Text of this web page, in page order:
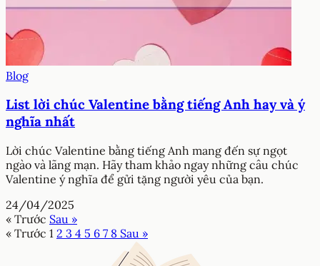
Blog
List lời chúc Valentine bằng tiếng Anh hay và ý
nghĩa nhất
Lời chúc Valentine bằng tiếng Anh mang đến sự ngọt
ngào và lãng mạn. Hãy tham khảo ngay những câu chúc
Valentine ý nghĩa để gửi tặng người yêu của bạn.
24/04/2025
« Trước Sau »
« Trước 1 2 3 4 5 6 7 8 Sau »